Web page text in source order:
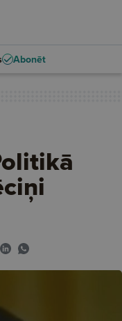
Abonēt